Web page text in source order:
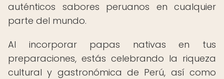
auténticos sabores peruanos en cualquier
parte del mundo.
Al incorporar papas nativas en tus
preparaciones, estás celebrando la riqueza
cultural y gastronómica de Perú, así como